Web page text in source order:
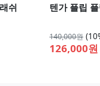
쉬 텐가 플립
140,000원
126,000원